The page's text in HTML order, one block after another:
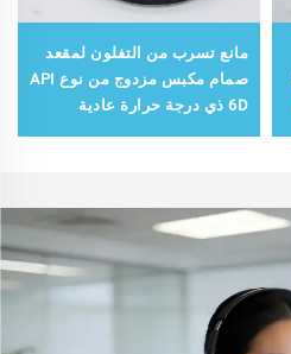
مانع تسرب من التفلون لمقعد
صمام مكبس مزدوج من نوع API
6D ذي درجة حرارة عادية